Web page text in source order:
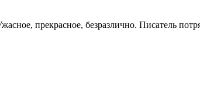
прекрасное, безразлично. Писатель